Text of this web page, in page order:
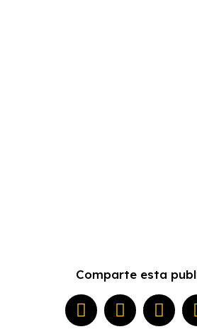
Comparte esta